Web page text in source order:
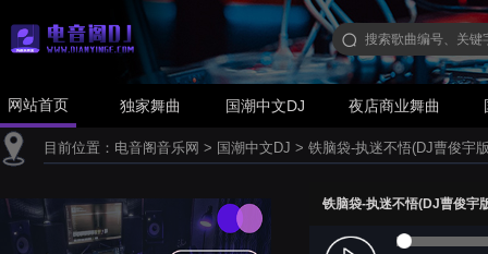
网站首页 独家舞曲 国潮中文DJ 夜店商业舞曲
目前位置： 电音阁音乐网 > 国潮中文DJ > 铁脑袋-执迷不悟(DJ曹俊宇
铁脑袋-执迷不悟(DJ曹俊宇